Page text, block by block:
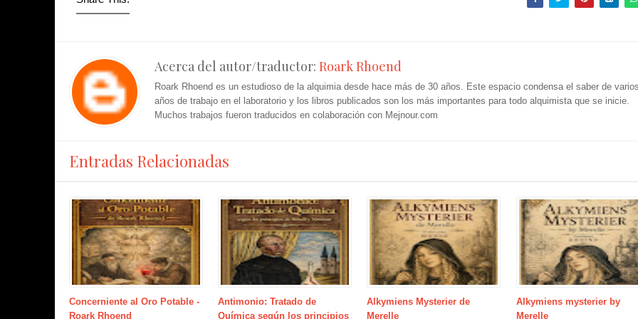
Acerca del autor/traductor: Roark Rhoend
Roark Rhoend es un estudioso de la alquimia desde hace más de 30 años. Este espacio condensa el saber de
años de trabajo en el laboratorio y los libros publicados son los más importantes para todo alquimista que se inicie.
Muchos trabajos fueron traducidos en colaboración con Mejnour.com
Entradas Relacionadas
Concerniente al Oro Potable -
Roark Rhoend
Antimonio: Tratado de
Química según los principios
Alkymiens Mysterier de
Merelle
Alkymiens mysterier by
Merelle